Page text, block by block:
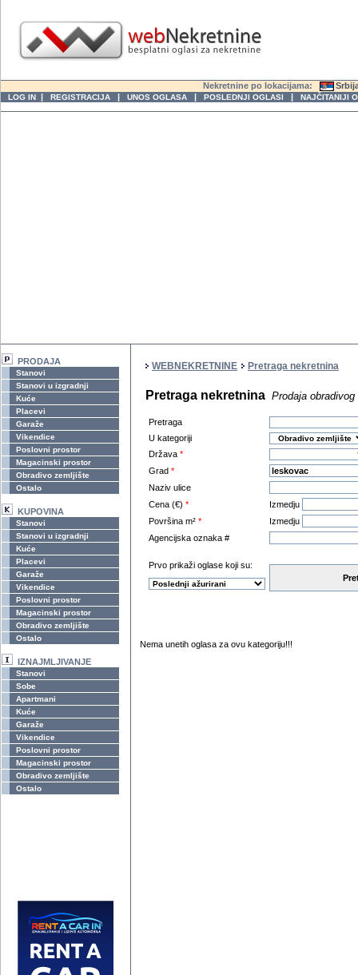
Nekretnine po lokacijama:
LOG IN | REGISTRACIJA | UNOS OGLASA | POSLEDNJI OGLASI | NAJČITANIJI
PRODAJA
Stanovi
Stanovi u izgradnji
Kuće
Placevi
Garaže
Vikendice
Poslovni prostor
Magacinski prostor
Obradivo zemljište
Ostalo
KUPOVINA
Stanovi
Stanovi u izgradnji
Kuće
Placevi
Garaže
Vikendice
Poslovni prostor
Magacinski prostor
Obradivo zemljište
Ostalo
IZNAJMLJIVANJE
Stanovi
Sobe
Apartmani
Kuće
Garaže
Vikendice
Poslovni prostor
Magacinski prostor
Obradivo zemljište
Ostalo
WEBNEKRETNINE Pretraga nekretnina
Pretraga nekretnina Prodaja
Pretraga
U kategoriji
Država *
Grad *
Naziv ulice
Cena (€) *
Izmedju
Površina m² *
Izmedju
Agencijska oznaka #
Prvo prikaži oglase koji su:
Nema unetih oglasa za ovu kategoriju!!!